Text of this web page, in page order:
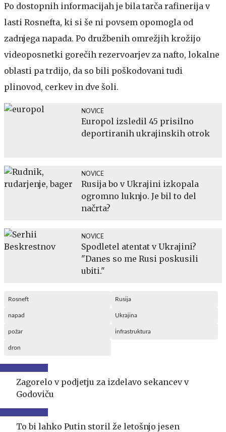
Po dostopnih informacijah je bila tarča rafinerija v
lasti Rosnefta, ki si še ni povsem opomogla od
zadnjega napada. Po družbenih omrežjih krožijo
videoposnetki gorečih rezervoarjev za nafto, lokalne
oblasti pa trdijo, da so bili poškodovani tudi
plinovod, cerkev in dve šoli.
NOVICE
Europol izsledil 45 prisilno
deportiranih ukrajinskih otrok
NOVICE
Rusija bo v Ukrajini izkopala
ogromno luknjo. Je bil to del
načrta?
NOVICE
Spodletel atentat v Ukrajini?
"Danes so me Rusi poskusili
ubiti."
Rosneft Rusija
napad Ukrajina
požar infrastruktura
dron
Zagorelo v podjetju za izdelavo sekancev v
Godoviču
To bi lahko Putin storil že letošnjo jesen